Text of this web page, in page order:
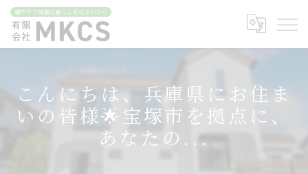
こんにちは、兵庫県にお住ま
いの皆様🌟宝塚市を拠点に、
あなたの...